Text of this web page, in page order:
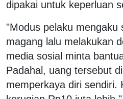
dipakai untuk keperluan
"Modus pelaku mengaku
magang lalu melakukan
media sosial minta
Padahal, uang tersebut
memperkaya diri sendiri.